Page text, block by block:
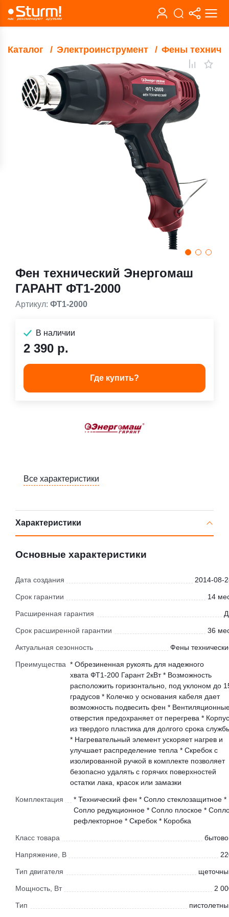
Каталог Электроинструмент Фены
Фен технический Энергомаш
ГАРАНТ ФТ1-2000
Артикул: ФТ1-2000
В наличии
2 390 р.
Где купить?
Все характеристики
Характеристики
Основные характеристики
Дата создания 2014-08-
Срок гарантии 14
Расширенная гарантия
Срок расширенной гарантии 36
Актуальная сезонность Фены
Преимущества * Обрезиненная рукоять для надежного
хвата ФТ1-200 Гарант 2кВт * Возможность
расположить горизонтально, под уклоном до
градусов * Колечко у основания кабеля дает
возможность подвесить фен *
отверстия предохраняет от перегрева * Корпус
из твердого пластика для долгого срока
* Нагревательный элемент ускоряет нагрев и
улучшает распределение тепла * Скребок с
изолированной ручкой в комплекте позволяет
безопасно удалять с горячих поверхностей
остатки лака, красок или замазки
Комплектация
* Технический фен * Сопло стеклозащитное *
Сопло редукционное * Сопло плоское *
рефлекторное * Скребок * Коробка
Класс товара
Напряжение, В
Тип двигателя
Мощность, Вт 2
Тип